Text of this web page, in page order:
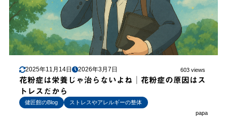
2025年11月14日 2026年3月7日 603 views
花粉症は栄養じゃ治らないよね│花粉症の原因はス
トレスだから
健匠館のBlog
ストレスやアレルギーの整体
papa